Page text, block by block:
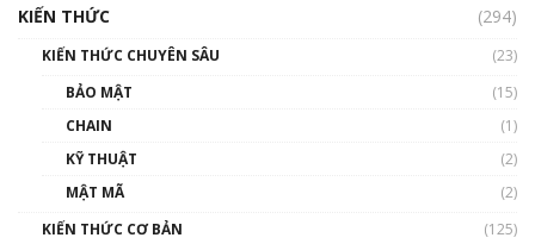
00:43:47
KIẾN THỨC
(294)
KIẾN THỨC CHUYÊN SÂU
(23)
BẢO MẬT
(15)
CHAIN
(1)
KỸ THUẬT
(2)
MẬT MÃ
(2)
KIẾN THỨC CƠ BẢN
(125)